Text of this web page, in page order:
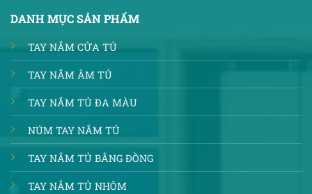
DANH MỤC SẢN PHẨM
TAY NẮM CỬA TỦ
TAY NẮM ÂM TỦ
TAY NẮM TỦ ĐA MÀU
NÚM TAY NẮM TỦ
TAY NẮM TỦ BẰNG ĐỒNG
TAY NẮM TỦ NHÔM